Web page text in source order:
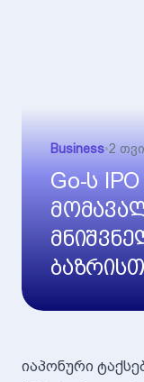
Business•2
Go-ს
იაპონური